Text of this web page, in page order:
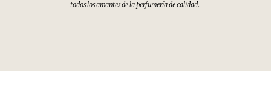
todos los amantes de la perfumería de calidad.